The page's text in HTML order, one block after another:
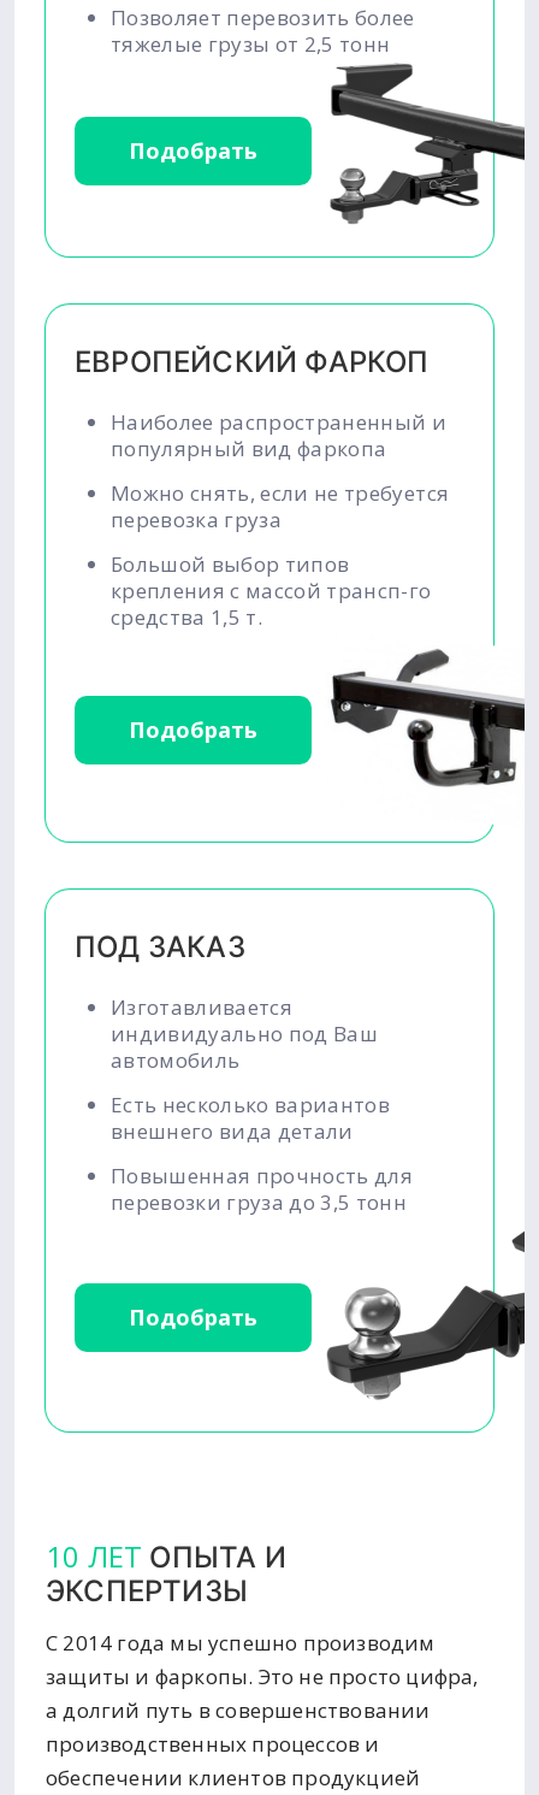
Позволяет перевозить более
тяжелые грузы от 2,5 тонн
Подобрать
ЕВРОПЕЙСКИЙ ФАРКОП
Наиболее распространенный и
популярный вид фаркопа
Можно снять, если не требуется
перевозка груза
Большой выбор типов
крепления с массой трансп-го
средства 1,5 т.
Подобрать
ПОД ЗАКАЗ
Изготавливается
индивидуально под Ваш
автомобиль
Есть несколько вариантов
внешнего вида детали
Повышенная прочность для
перевозки груза до 3,5 тонн
Подобрать
10 ЛЕТ ОПЫТА И
ЭКСПЕРТИЗЫ
С 2014 года мы успешно производим
защиты и фаркопы. Это не просто цифра,
а долгий путь в совершенствовании
производственных процессов и
обеспечении клиентов продукцией